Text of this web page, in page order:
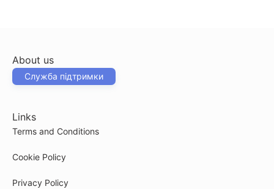
About us
Служба підтримки
Links
Terms and Conditions
Cookie Policy
Privacy Policy